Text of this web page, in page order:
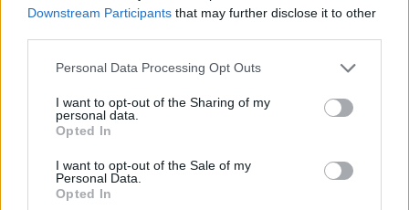
Downstream Participants that may further disclose it to other
Please note that this website/app uses one or more Google
not limited to your visit or usage behaviour. You may click to
grant or deny consent to Google and its third-party tags to
use your data for below specified purposes in below Google
consent section.
Personal Data Processing Opt Outs
I want to opt-out of the Sharing of my
personal data.
Opted In
I want to opt-out of the Sale of my
Personal Data.
Opted In
Ο ΠΑΟΚ ανακοίνωσε την απόκτηση του Σαμάτα
είναι ο Αλί Σαμάτα για τα επόμενα δύο χρόνια
17.07.2023, 18:19 5